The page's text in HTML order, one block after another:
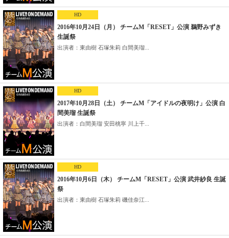
HD
2016年10月24日（月） チームM「RESET」公演 鵜野みずき
生誕祭
出演者：東由樹 石塚朱莉 白間美瑠...
HD
2017年10月28日（土） チームM「アイドルの夜明け」公演 白
間美瑠 生誕祭
出演者：白間美瑠 安田桃寧 川上千...
HD
2016年10月6日（木） チームM「RESET」公演 武井紗良 生誕
祭
出演者：東由樹 石塚朱莉 磯佳奈江...